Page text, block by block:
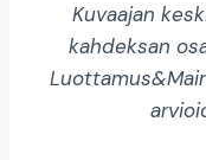
Kuvaajan
kahdeksan